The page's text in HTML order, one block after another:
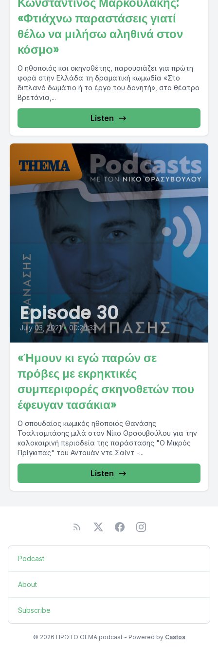
«Φτιάχνω παραστάσεις γιατί
θέλω να μιλήσω αληθινά στον
κόσμο»
Ο ηθοποιός και σκηνοθέτης, παρουσιάζει για πρώτη
φορά στην Ελλάδα τη δραματική κωμωδία «Στο
διπλανό δωμάτιο ή το έργο του δονητή», στο θέατρο
Βρετάνια,...
Listen
Episode 30
July 03, 2021 • 00:24:33
«Ήμουν κι εγώ παρών σε
πρόβες με εκρηκτικές
συμπεριφορές σκηνοθετών που
έφευγαν τασάκια»
Ο σπουδαίος κωμικός ηθοποιός Θανάσης
Τσαλταμπάσης μιλά στον Νίκο Θρασυβούλου για την
καλοκαιρινή περιοδεία της παράστασης "Ο Μικρός
Πρίγκιπας" του Αντουάν ντε Σαίντ -...
Listen
Podcast
About
Subscribe
© 2026 ΠΡΩΤΟ ΘΕΜΑ podcast - Powered by Castos